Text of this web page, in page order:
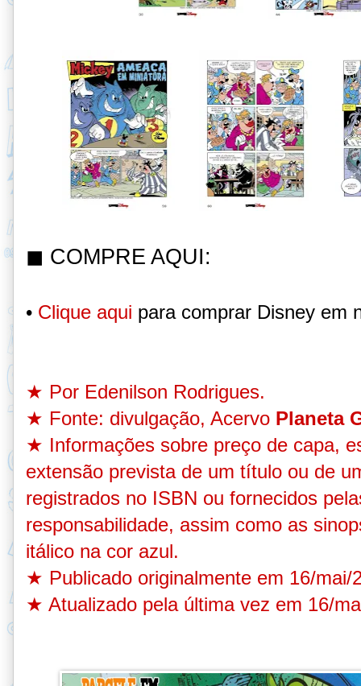
◼ COMPRE AQUI:
• Clique aqui para comprar Disney em
★ Por Edenilson Rodrigues.
★ Fonte: divulgação, Acervo Planeta
★ Informações sobre preço de capa,
extensão prevista de um título ou de
registrados no ISBN ou fornecidos
responsabilidade, assim como as
itálico na cor azul.
★ Publicado originalmente em 16/mai/
★ Atualizado pela última vez em 16/